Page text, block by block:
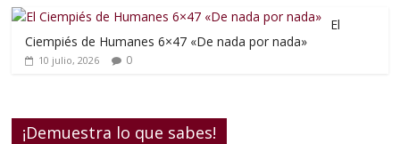
El
Ciempiés de Humanes 6×47 «De nada por nada»
10 julio, 2026 0
¡Demuestra lo que sabes!